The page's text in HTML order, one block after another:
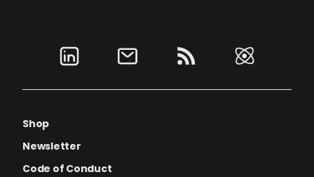
Shop
Newsletter
Code of Conduct